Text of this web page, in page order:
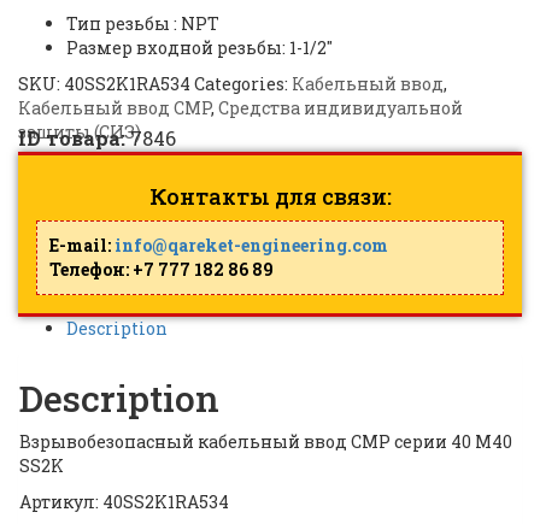
Тип резьбы : NPT
Размер входной резьбы: 1-1/2″
SKU: 40SS2K1RA534 Categories: Кабельный ввод,
Кабельный ввод CMP, Средства индивидуальной
защиты (СИЗ)
ID товара:7846
Контакты для связи:
E-mail: info@qareket-engineering.com
Телефон: +7 777 182 86 89
Description
Description
Взрывобезопасный кабельный ввод CMP серии 40 M40
SS2K
Артикул: 40SS2K1RA534